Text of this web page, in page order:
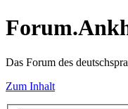
Das Forum des
Zum Inhalt